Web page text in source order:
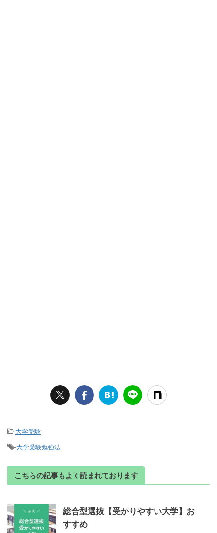
-大学受験
-大学受験勉強法
こちらの記事もよく読まれております
総合型選抜【受かりやすい大学】お
すすめ